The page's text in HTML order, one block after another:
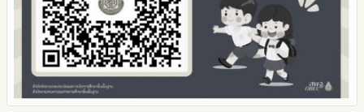
My School
SL-WEB
BRSS
ACC Tak2
ข้อมูลสถิติการให้บริการ
2564
2563
รายงานการกำกับติดตาม
มาตรการส่งเสริมคุณธรรมและความโปร่งใสภายใน สพท.
การนำผลการประเมิน ITA ไปสู่การพัฒนาองค์กร
รายงานผลการดำเนินการเพื่อส่งเสริมคุณธรรมและความโปร่งใส